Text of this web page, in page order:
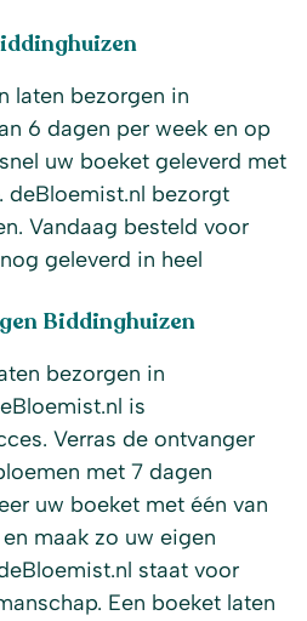
laten bezorgen in
6 dagen per week en op
uw boeket geleverd met
deBloemist.nl bezorgt
Vandaag besteld voor
geleverd in heel
Biddinghuizen
bezorgen in
is
Verras de ontvanger
met 7 dagen
uw boeket met één van
maak zo uw eigen
staat voor
Een boeket laten